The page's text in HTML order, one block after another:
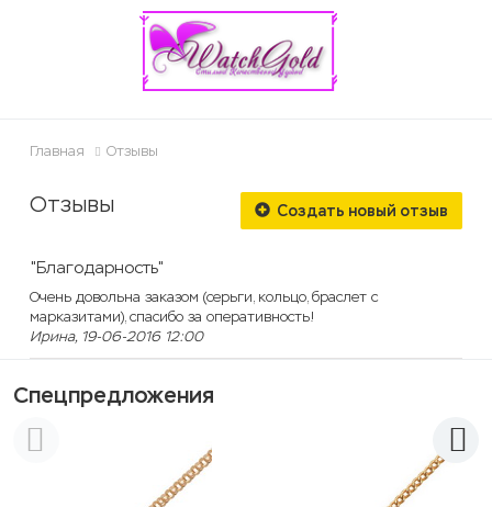
Главная Отзывы
Отзывы Создать новый отзыв
"Благодарность"
Очень довольна заказом (серьги, кольцо, браслет с
марказитами), спасибо за оперативность!
Ирина, 19-06-2016 12:00
Спецпредложения